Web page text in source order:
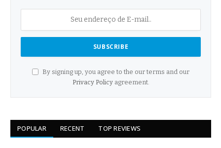
By signing up, you agree to the our terms and our
Privacy Policyagreement.
POPULAR RECENT TOP REVIEWS